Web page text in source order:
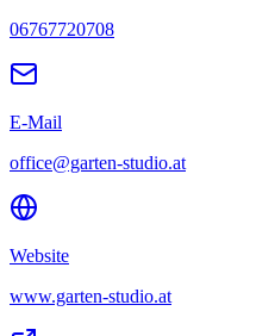
06767720708
E-Mail
office@garten-studio.at
Website
www.garten-studio.at